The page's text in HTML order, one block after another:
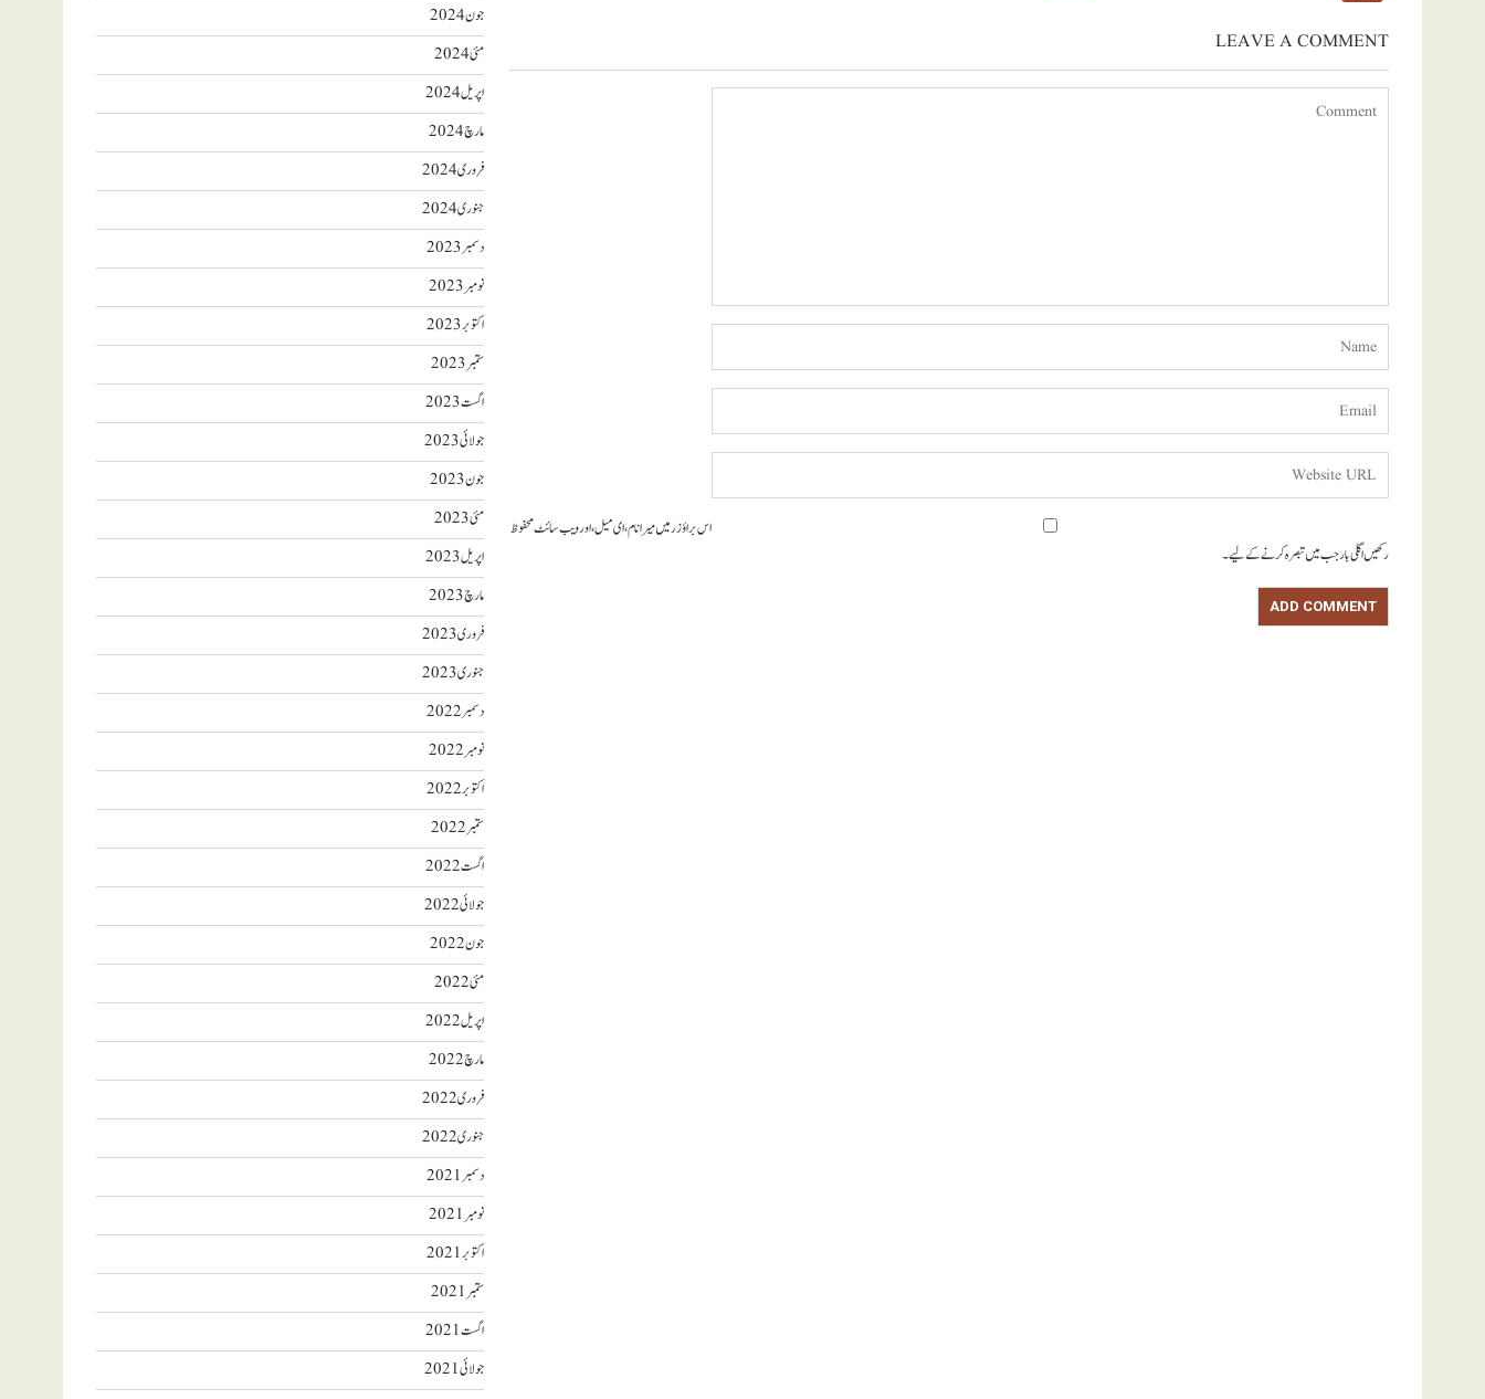
LEAVE A COMMENT
اس براؤزر میں میرا نام، ای میل، اور ویب سائٹ محفوظ
رکھیں اگلی بار جب میں تبصرہ کرنے کےلیے۔
جون 2024
مئی 2024
اپریل 2024
مارچ 2024
فروری 2024
جنوری 2024
دسمبر 2023
نومبر 2023
اکتوبر 2023
ستمبر 2023
اگست 2023
جولائی 2023
جون 2023
مئی 2023
اپریل 2023
مارچ 2023
فروری 2023
جنوری 2023
دسمبر 2022
نومبر 2022
اکتوبر 2022
ستمبر 2022
اگست 2022
جولائی 2022
جون 2022
مئی 2022
اپریل 2022
مارچ 2022
فروری 2022
جنوری 2022
دسمبر 2021
نومبر 2021
اکتوبر 2021
ستمبر 2021
اگست 2021
جولائی 2021